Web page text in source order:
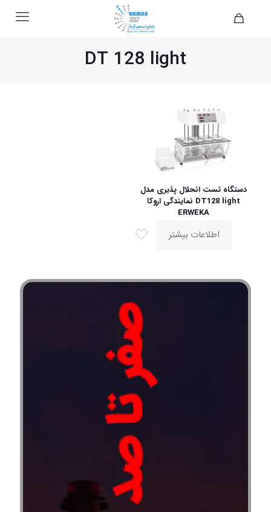
DT 128 light
دستگاه تست انحلال پذیری مدل
DT128 light نمایندگی اروکا
ERWEKA
اطلاعات بیشتر